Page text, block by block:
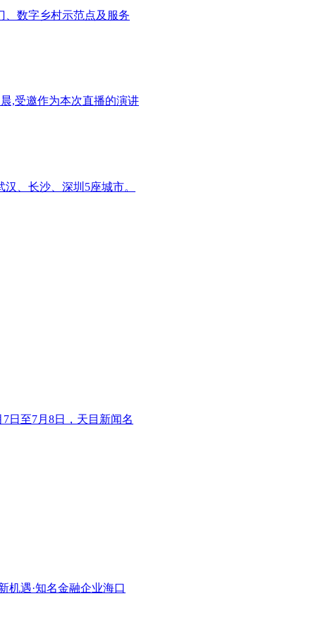
、数字乡村示范点及服务
,受邀作为本次直播的演讲
、长沙、深圳5座城市。
日至7月8日，天目新闻名
机遇·知名金融企业海口